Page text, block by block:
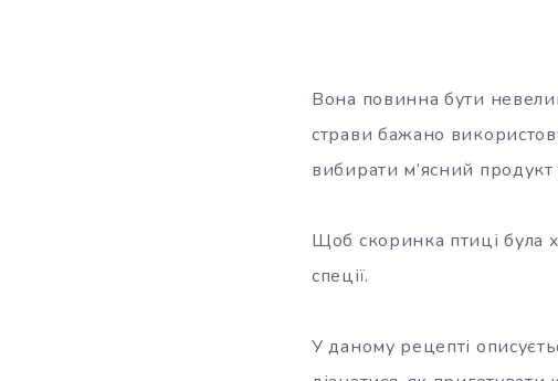
Вона повинна бути
страви бажано
вибирати м’ясний
Щоб скоринка птиці була
спеції.
У даному рецепті